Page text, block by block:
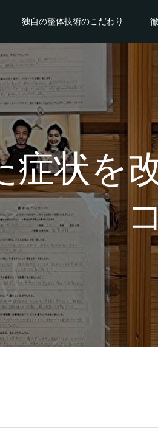
独自の整体技術のこだわり
症状を